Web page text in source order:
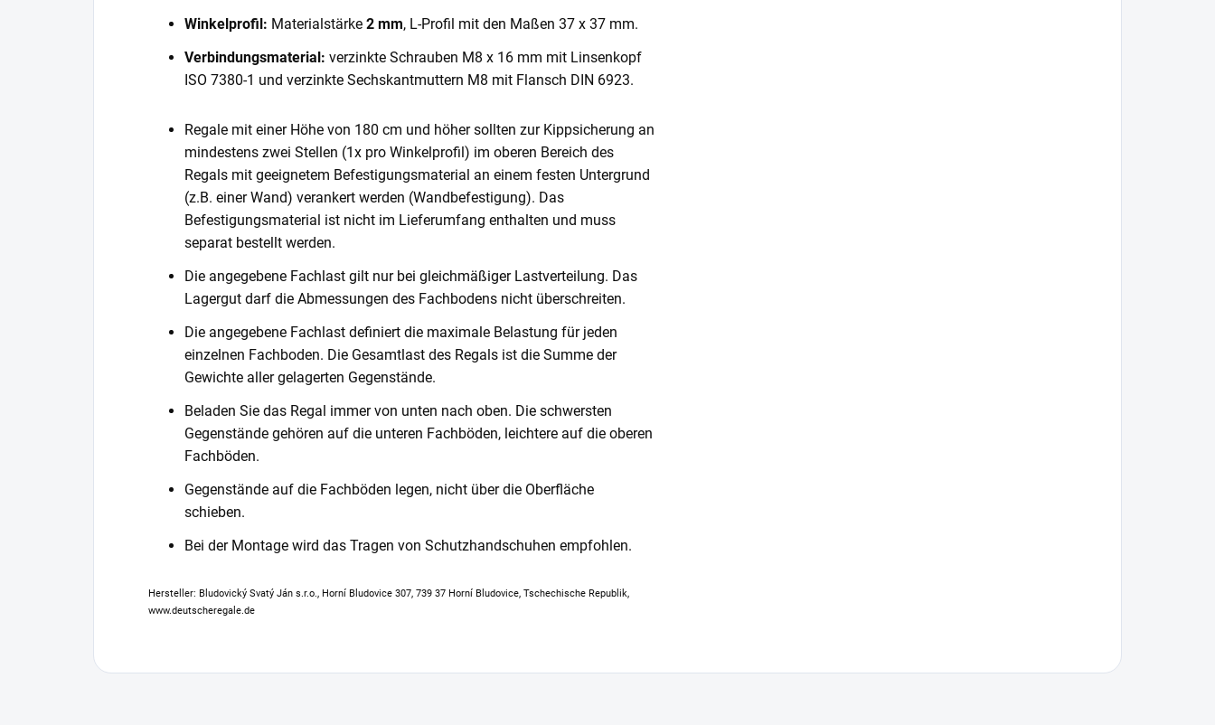
Winkelprofil: Materialstärke 2 mm, L-Profil mit den Maßen 37 x 37 mm.
Verbindungsmaterial: verzinkte Schrauben M8 x 16 mm mit Linsenkopf
ISO 7380-1 und verzinkte Sechskantmuttern M8 mit Flansch DIN 6923.
Regale mit einer Höhe von 180 cm und höher sollten zur Kippsicherung an
mindestens zwei Stellen (1x pro Winkelprofil) im oberen Bereich des
Regals mit geeignetem Befestigungsmaterial an einem festen Untergrund
(z.B. einer Wand) verankert werden (Wandbefestigung). Das
Befestigungsmaterial ist nicht im Lieferumfang enthalten und muss
separat bestellt werden.
Die angegebene Fachlast gilt nur bei gleichmäßiger Lastverteilung. Das
Lagergut darf die Abmessungen des Fachbodens nicht überschreiten.
Die angegebene Fachlast definiert die maximale Belastung für jeden
einzelnen Fachboden. Die Gesamtlast des Regals ist die Summe der
Gewichte aller gelagerten Gegenstände.
Beladen Sie das Regal immer von unten nach oben. Die schwersten
Gegenstände gehören auf die unteren Fachböden, leichtere auf die oberen
Fachböden.
Gegenstände auf die Fachböden legen, nicht über die Oberfläche
schieben.
Bei der Montage wird das Tragen von Schutzhandschuhen empfohlen.
Hersteller: Bludovický Svatý Ján s.r.o., Horní Bludovice 307, 739 37 Horní Bludovice, Tschechische Republik,
www.deutscheregale.de